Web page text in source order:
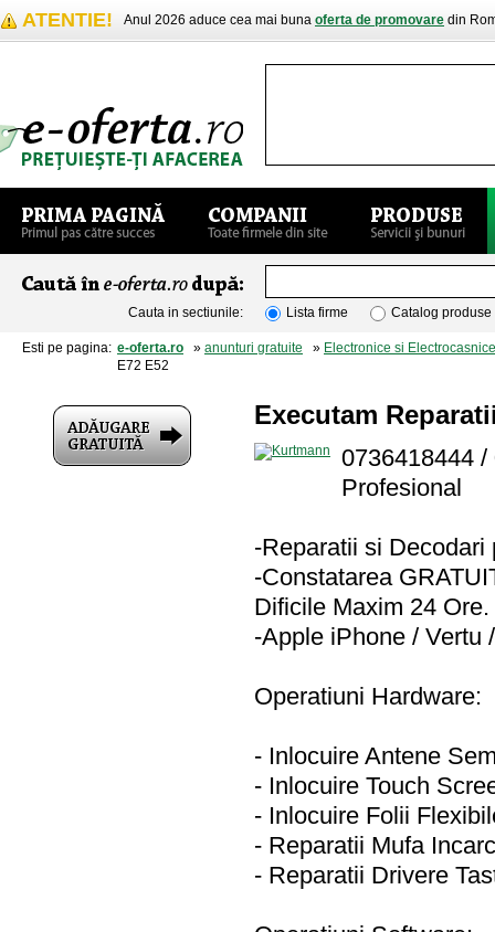
ATENTIE! Anul 2026 aduce cea mai buna oferta de promovare din
Cauta in sectiunile: Lista firme Catalog produse
Esti pe pagina: e-oferta.ro » anunturi gratuite » Electronice si Electrocasnice
E72 E52
Executam
0736418444
Profesional
-Reparatii si Decodari
-Constatarea
Dificile Maxim 24 Ore.
-Apple iPhone / Vertu
Operatiuni Hardware:
- Inlocuire Antene
- Inlocuire Touch
- Inlocuire Folii
- Reparatii Mufa
- Reparatii Drivere